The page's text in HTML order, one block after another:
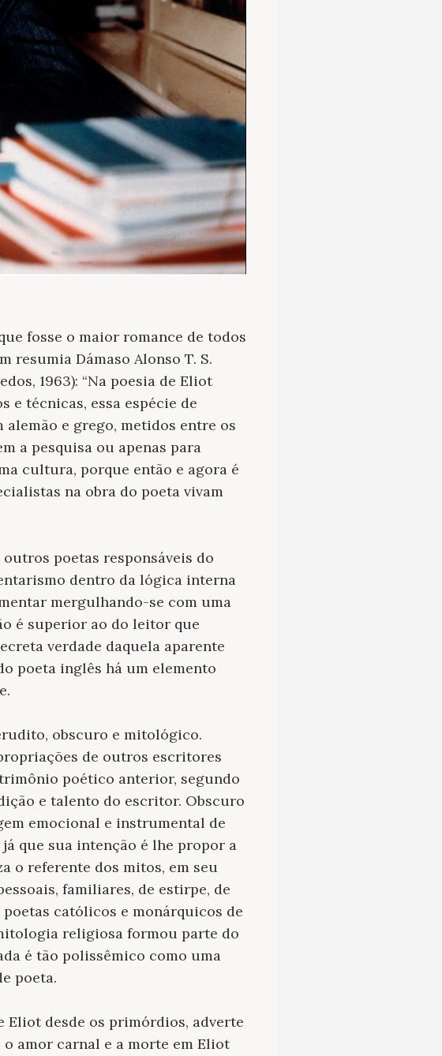
fosse o maior romance de todos
resumia Dámaso Alonso T. S.
1963): “Na poesia de Eliot
e técnicas, essa espécie de
e grego, metidos entre os
a pesquisa ou apenas para
cultura, porque então e agora é
na obra do poeta vivam
poetas responsáveis do
dentro da lógica interna
mergulhando-se com uma
é superior ao do leitor que
verdade daquela aparente
poeta inglês há um elemento
obscuro e mitológico.
de outros escritores
poético anterior, segundo
e talento do escritor. Obscuro
emocional e instrumental de
que sua intenção é lhe propor a
o referente dos mitos, em seu
familiares, de estirpe, de
católicos e monárquicos de
religiosa formou parte do
é tão polissêmico como uma
poeta.
desde os primórdios, adverte
o amor carnal e a morte em Eliot